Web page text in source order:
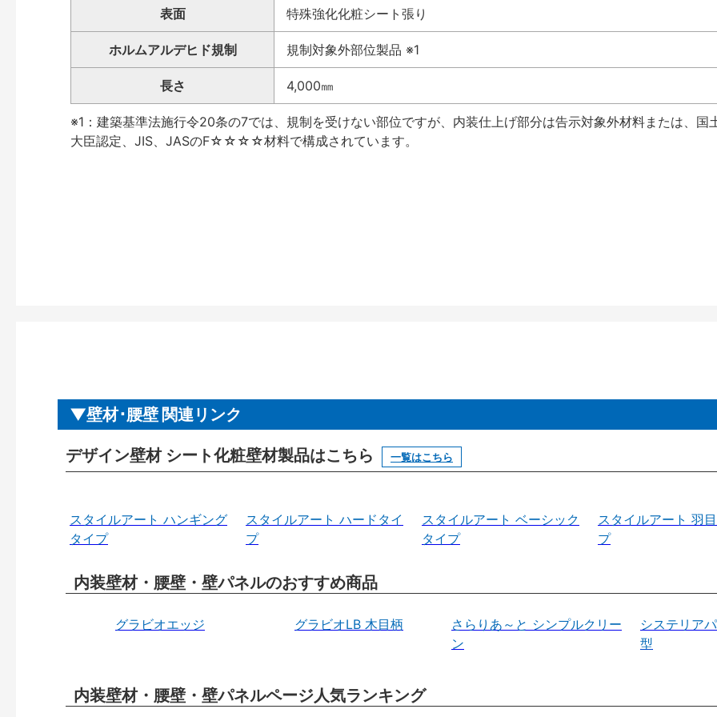
表面 特殊強化化粧シート張り
ホルムアルデヒド規制 規制対象外部位製品 ※1
長さ 4,000㎜
※1：建築基準法施行令20条の7では、規制を受けない部位ですが、内装仕上げ部分は告示対象外材料または、国
大臣認定、JIS、JASのF☆☆☆☆材料で構成されています。
壁材･腰壁 関連リンク
デザイン壁材 シート化粧壁材製品はこちら 一覧はこちら
スタイルアート ハンギング
タイプ
スタイルアート ハードタイ
プ
スタイルアート ベーシック
タイプ
スタイルアート 羽
プ
内装壁材・腰壁・壁パネルのおすすめ商品
グラビオエッジ グラビオLB 木目柄
さらりあ～と シンプルクリー
ン
システリア
型
内装壁材・腰壁・壁パネルページ人気ランキング